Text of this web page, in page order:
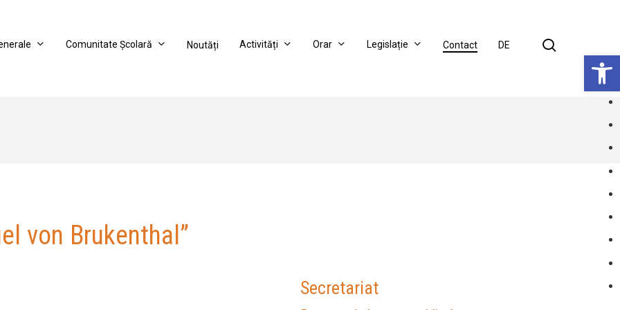
Deschide
Comunitate Școlară Noutăți Activități Orar Legislație Contact DE
von Brukenthal”
Secretariat